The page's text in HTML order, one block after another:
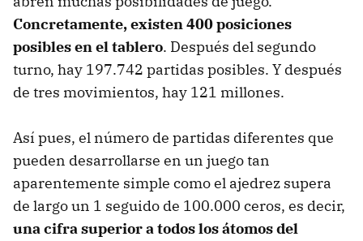
Concretamente, existen 400 posiciones
posibles en el tablero. Después del segundo
turno, hay 197.742 partidas posibles. Y después
de tres movimientos, hay 121 millones.
Así pues, el número de partidas diferentes que
pueden desarrollarse en un juego tan
aparentemente simple como el ajedrez supera
de largo un 1 seguido de 100.000 ceros, es decir,
una cifra superior a todos los átomos del